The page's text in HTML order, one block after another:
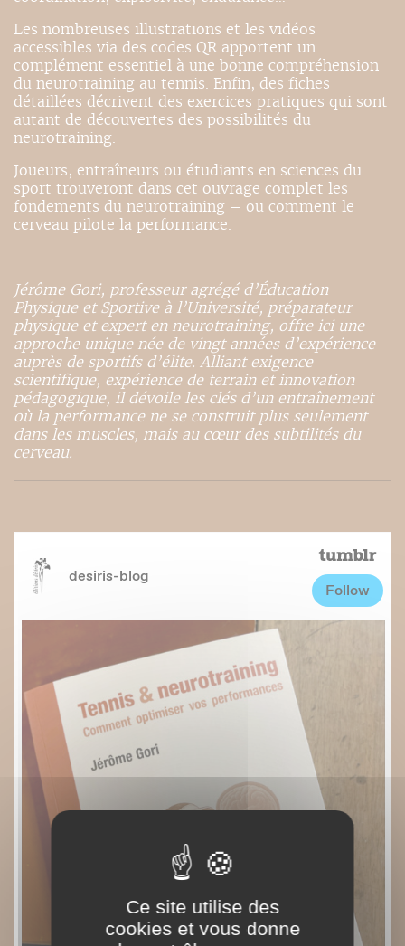
Les nombreuses illustrations et les vidéos
accessibles via des codes QR apportent un
complément essentiel à une bonne compréhension
du neurotraining au tennis. Enfin, des fiches
détaillées décrivent des exercices pratiques qui sont
autant de découvertes des possibilités du
neurotraining.
Joueurs, entraîneurs ou étudiants en sciences du
sport trouveront dans cet ouvrage complet les
fondements du neurotraining – ou comment le
cerveau pilote la performance.
Jérôme Gori, professeur agrégé d’Éducation
Physique et Sportive à l’Université, préparateur
physique et expert en neurotraining, offre ici une
approche unique née de vingt années d’expérience
auprès de sportifs d’élite. Alliant exigence
scientifique, expérience de terrain et innovation
pédagogique, il dévoile les clés d’un entraînement
où la performance ne se construit plus seulement
dans les muscles, mais au cœur des subtilités du
cerveau.
Ce site utilise des
cookies et vous donne